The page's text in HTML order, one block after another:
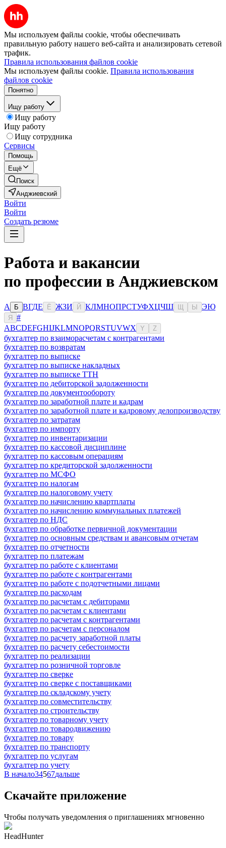
Мы используем файлы cookie, чтобы обеспечивать
правильную работу нашего веб-сайта и анализировать сетевой
трафик.
Правила использования файлов cookie
Мы используем файлы cookie. Правила использования
файлов cookie
Понятно
Ищу работу
Ищу работу
Ищу работу
Ищу сотрудника
Сервисы
Помощь
Ещё
Поиск
Анджиевский
Войти
Войти
Создать резюме
Работа и вакансии
по профессии в Анджиевском
А Б ВГДЕ Ё ЖЗИ Й КЛМНОПРСТУФХЦЧШ Ы ЭЮ
Я
#
ABCDEFGHIJKLMNOPQRSTUVWX Y Z
бухгалтер по взаиморасчетам с контрагентами
бухгалтер по возвратам
бухгалтер по выписке
бухгалтер по выписке накладных
бухгалтер по выписке ТТН
бухгалтер по дебиторской задолженности
бухгалтер по документообороту
бухгалтер по заработной плате и кадрам
бухгалтер по заработной плате и кадровому делопроизводству
бухгалтер по затратам
бухгалтер по импорту
бухгалтер по инвентаризации
бухгалтер по кассовой дисциплине
бухгалтер по кассовым операциям
бухгалтер по кредиторской задолженности
бухгалтер по МСФО
бухгалтер по налогам
бухгалтер по налоговому учету
бухгалтер по начислению квартплаты
бухгалтер по начислению коммунальных платежей
бухгалтер по НДС
бухгалтер по обработке первичной документации
бухгалтер по основным средствам и авансовым отчетам
бухгалтер по отчетности
бухгалтер по платежам
бухгалтер по работе с клиентами
бухгалтер по работе с контрагентами
бухгалтер по работе с подотчетными лицами
бухгалтер по расходам
бухгалтер по расчетам с дебиторами
бухгалтер по расчетам с клиентами
бухгалтер по расчетам с контрагентами
бухгалтер по расчетам с персоналом
бухгалтер по расчету заработной платы
бухгалтер по расчету себестоимости
бухгалтер по реализации
бухгалтер по розничной торговле
бухгалтер по сверке
бухгалтер по сверке с поставщиками
бухгалтер по складскому учету
бухгалтер по совместительству
бухгалтер по строительству
бухгалтер по товарному учету
бухгалтер по товародвижению
бухгалтер по товару
бухгалтер по транспорту
бухгалтер по услугам
бухгалтер по учету
В начало34567дальше
Скачайте приложение
Чтобы получать уведомления о приглашениях мгновенно
HeadHunter